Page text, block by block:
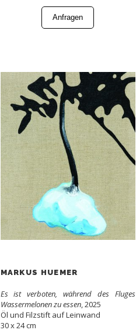
Anfragen
MARKUS HUEMER
Es ist verboten, während des Fluges
Wassermelonen zu essen, 2025
Öl und Filzstift auf Leinwand
30 x 24 cm